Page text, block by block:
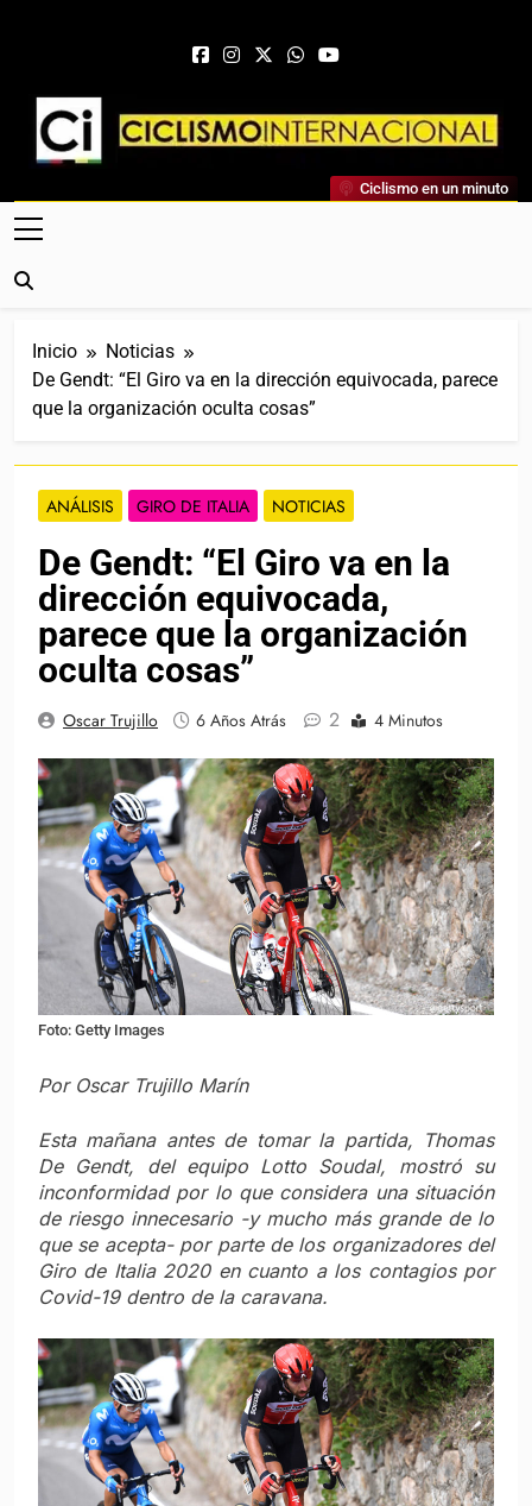
Ciclismo Internacional
Web Dedicada Al Ciclismo Mundial. Entrevistas, Análisis,
Crónicas, Previas Y Más. La Web Ciclista De Referencia.
Ciclismo en un minuto
Inicio
Noticias
De Gendt: “El Giro va en la dirección equivocada, parece
que la organización oculta cosas”
ANÁLISIS GIRO DE ITALIA NOTICIAS
De Gendt: “El Giro va en la
dirección equivocada,
parece que la organización
oculta cosas”
Oscar Trujillo 6 Años Atrás 2 4 Minutos
Foto: Getty Images
Por Oscar Trujillo Marín
Esta mañana antes de tomar la partida, Thomas
De Gendt, del equipo Lotto Soudal, mostró su
inconformidad por lo que considera una situación
de riesgo innecesario -y mucho más grande de lo
que se acepta- por parte de los organizadores del
Giro de Italia 2020 en cuanto a los contagios por
Covid-19 dentro de la caravana.